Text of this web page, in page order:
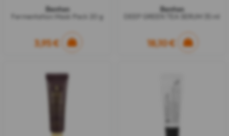
Benton
Fermentation Mask Pack 20 g
3,95 €
Benton
18,10 €